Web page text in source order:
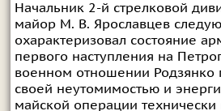
Начальник 2-й стрелковой
майор М. В. Ярославцев
охарактеризовал состояние
первого наступления на
военном отношении Родзянко
своей неутомимостью и
майской oперации